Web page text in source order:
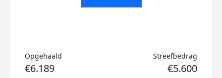
Opgehaald
€6.189
Streefbedrag
€5.600